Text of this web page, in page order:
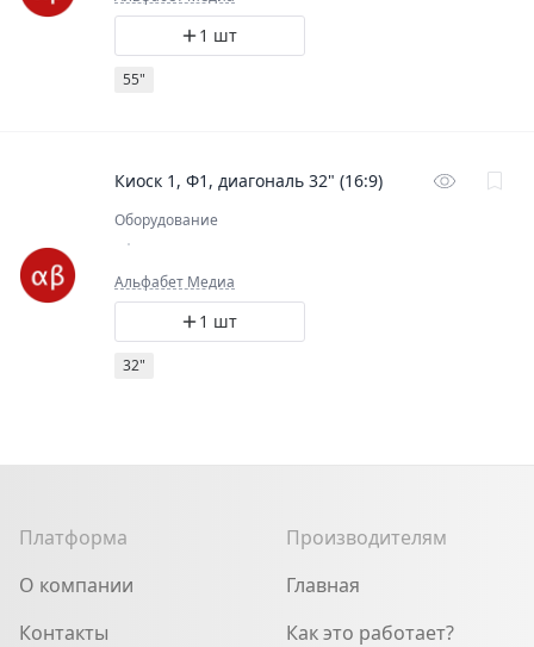
1 шт
55"
Киоск 1, Ф1, диагональ 32" (16:9)
Оборудование
Альфабет Медиа
1 шт
32"
Платформа
О компании
Контакты
Производителям
Главная
Как это работает?